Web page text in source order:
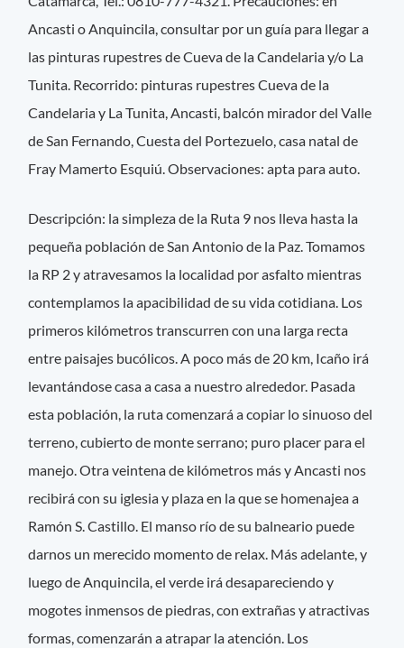
Ancasti o Anquincila, consultar por un guía para llegar a
las pinturas rupestres de Cueva de la Candelaria y/o La
Tunita. Recorrido: pinturas rupestres Cueva de la
Candelaria y La Tunita, Ancasti, balcón mirador del Valle
de San Fernando, Cuesta del Portezuelo, casa natal de
Fray Mamerto Esquiú. Observaciones: apta para auto.
Descripción: la simpleza de la Ruta 9 nos lleva hasta la
pequeña población de San Antonio de la Paz. Tomamos
la RP 2 y atravesamos la localidad por asfalto mientras
contemplamos la apacibilidad de su vida cotidiana. Los
primeros kilómetros transcurren con una larga recta
entre paisajes bucólicos. A poco más de 20 km, Icaño irá
levantándose casa a casa a nuestro alrededor. Pasada
esta población, la ruta comenzará a copiar lo sinuoso del
terreno, cubierto de monte serrano; puro placer para el
manejo. Otra veintena de kilómetros más y Ancasti nos
recibirá con su iglesia y plaza en la que se homenajea a
Ramón S. Castillo. El manso río de su balneario puede
darnos un merecido momento de relax. Más adelante, y
luego de Anquincila, el verde irá desapareciendo y
mogotes inmensos de piedras, con extrañas y atractivas
formas, comenzarán a atrapar la atención. Los